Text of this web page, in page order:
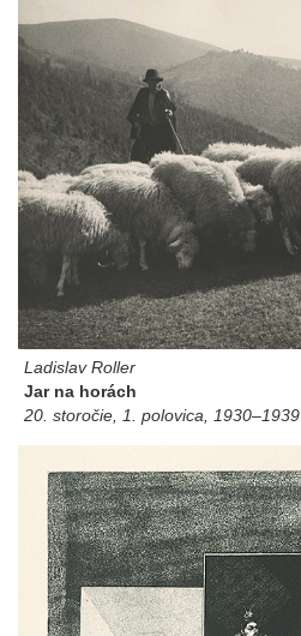
Ladislav Roller
Jar na horách
20. storočie, 1. polovica, 1930–1939